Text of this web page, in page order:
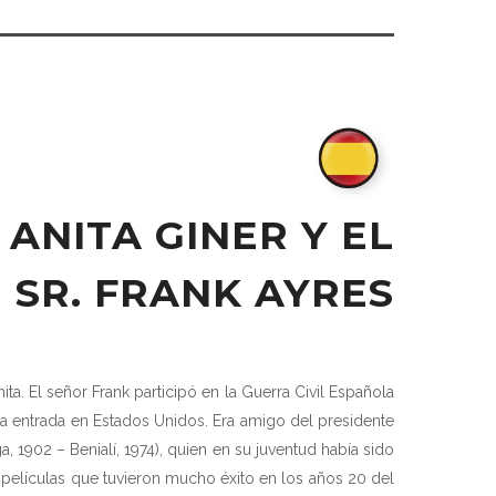
GINER Y EL
SR. FRANK AYRES
El señor Frank participó en la Guerra Civil Española
en Estados Unidos. Era amigo del presidente
1902 – Benialí, 1974), quien en su juventud había sido
que tuvieron mucho éxito en los años 20 del